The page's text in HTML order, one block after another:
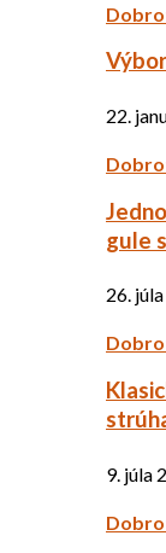
22.
gule
26.
9. júla